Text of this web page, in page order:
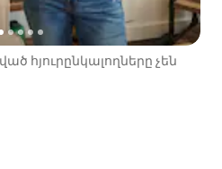
հյուրընկալողները չեն